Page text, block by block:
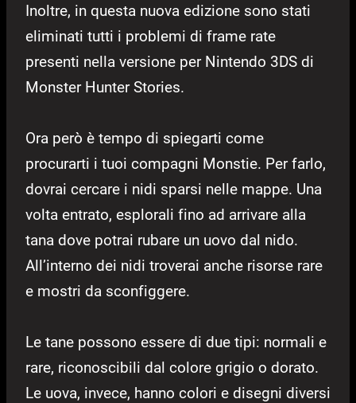
Inoltre, in questa nuova edizione sono stati
eliminati tutti i problemi di frame rate
presenti nella versione per Nintendo 3DS di
Monster Hunter Stories.
Ora però è tempo di spiegarti come
procurarti i tuoi compagni Monstie. Per farlo,
dovrai cercare i nidi sparsi nelle mappe. Una
volta entrato, esplorali fino ad arrivare alla
tana dove potrai rubare un uovo dal nido.
All’interno dei nidi troverai anche risorse rare
e mostri da sconfiggere.
Le tane possono essere di due tipi: normali e
rare, riconoscibili dal colore grigio o dorato.
Le uova, invece, hanno colori e disegni diversi